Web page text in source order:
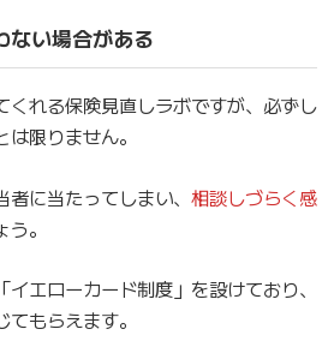
ない場合がある
くれる保険見直しラボですが、必ずし
限りません。
に当たってしまい、 相談しづらく感
。
エローカード制度」を設けており、
もらえます。